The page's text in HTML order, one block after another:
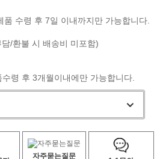
품 수령 후 7일 이내까지만 가능합니다.
/환불 시 배송비 미포함)
령 후 3개월이내에만 가능합니다.
자주묻는질문